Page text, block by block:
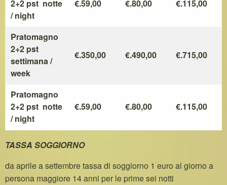
2+2 pst notte
/ night
€.59,00 €.80,00 €.115,00
Pratomagno
2+2 pst
settimana /
week
€.350,00 €.490,00 €.715,00
Pratomagno
2+2 pst notte
/ night
€.59,00 €.80,00 €.115,00
TASSA SOGGIORNO
da aprile a settembre tassa di soggiorno 1 euro al giorno a
persona maggiore 14 anni per le prime sei notti